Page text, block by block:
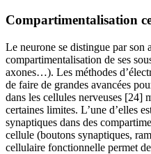
Compartimentalisation
Le neurone se distingue par son
compartimentalisation de ses
axones…). Les méthodes
de faire de grandes avancées
dans les cellules nerveuses [24]
certaines limites. L’une d’elles
synaptiques dans des
cellule (boutons synaptiques,
cellulaire fonctionnelle permet